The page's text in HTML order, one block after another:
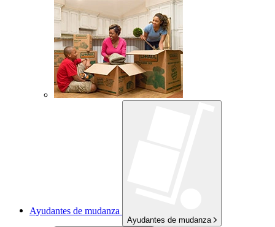
Ayudantes de mudanza
Ayudantes de mudanza